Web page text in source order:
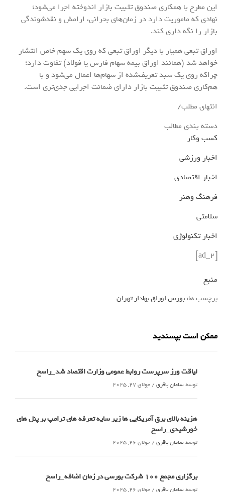
این مطرح با همکاری صندوق تثبیت بازار اندوخته اجرا می‌شود؛
نهادی که ماموریت دارد در زمان‌های بحرانی، ارامش و نقدشوندگی
بازار را نگه داری کند.
اوراق تبعی همیار با دیگر اوراق تبعی که روی یک سهم خاص انتشار
خواهد شد (همانند اوراق بیمه سهام فارس یا فولاد) تفاوت دارد؛
چراکه روی یک سبد تعریف‌شده از سهام‌ها اعمال می‌شود و با
هم‌کاری صندوق تثبیت بازار دارای ضمانت اجرایی جدی‌تری است.
انتهای مطلب/
دسته بندی مطالب
کسب وکار
اخبار ورزشی
اخبار اقتصادی
فرهنگ وهنر
سلامتی
اخبار تکنولوژی
[ad_2]
منبع
برچسب ها:بورس اوراق بهادار تهران
ممکن است بپسندید
لیاقت ورز سرپرست روابط عمومی وزارت اقتصاد شد_راسخ
توسطسامان باقری / جولای 27, 2025
هزینه بالای برق آمریکایی ها زیر سایه تعرفه های ترامپ بر پنل های
خورشیدی_راسخ
توسطسامان باقری / جولای 26, 2025
برگزاری مجمع 100 شرکت بورسی در زمان اضافه_راسخ
توسطسامان باقری / جولای 26, 2025